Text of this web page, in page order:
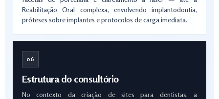
Reabilitação Oral complexa, envolvendo implantodontia,
próteses sobre implantes e protocolos de carga imediata.
06
Estrutura do consultório
No contexto da criação de sites para dentistas, a